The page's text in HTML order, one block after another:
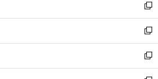
で
開
く
ド
ウ
で
開
く
ィ
ン
ド
ウ
で
開
い
ウ
ィ
ン
ド
ウ
新
し
い
ウ
ィ
ン
新
し
い
ウ
新
し